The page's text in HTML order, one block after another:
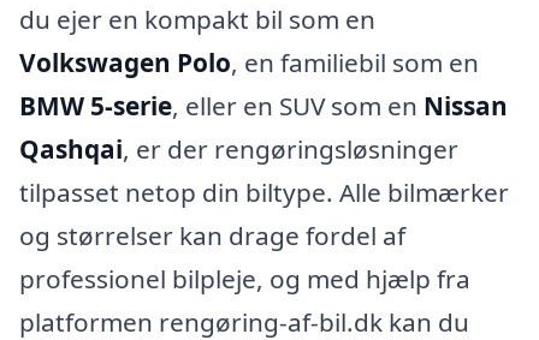
du ejer en kompakt bil som en
Volkswagen Polo, en familiebil som en
BMW 5-serie, eller en SUV som en Nissan
Qashqai, er der rengøringsløsninger
tilpasset netop din biltype. Alle bilmærker
og størrelser kan drage fordel af
professionel bilpleje, og med hjælp fra
platformen rengøring-af-bil.dk kan du